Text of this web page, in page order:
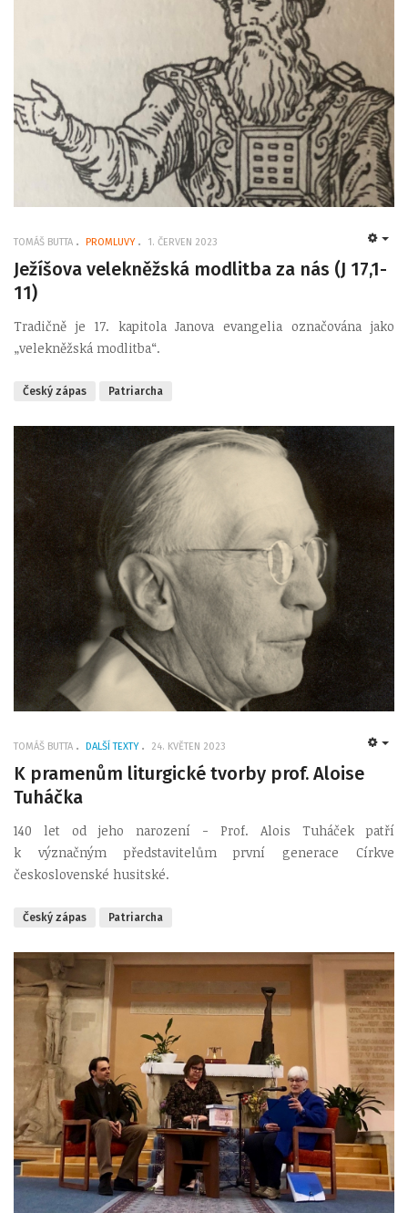
TOMÁŠ BUTTA PROMLUVY 1. ČERVEN 2023
Ježíšova velekněžská modlitba za nás (J 17,1-
11)
Tradičně je 17. kapitola Janova evangelia označována jako
„velekněžská modlitba“.
Český zápas Patriarcha
TOMÁŠ BUTTA DALŠÍ TEXTY 24. KVĚTEN 2023
K pramenům liturgické tvorby prof. Aloise
Tuháčka
140 let od jeho narození - Prof. Alois Tuháček patří
k význačným představitelům první generace Církve
československé husitské.
Český zápas Patriarcha